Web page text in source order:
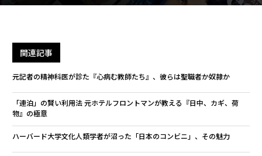
関連記事
元記者の精神科医が診た『心病む教師たち』、彼らは聖職者か奴隷か
「連泊」の賢い利用法 元ホテルフロントマンが教える『日中、カギ、荷
物』の極意
ハーバード大学文化人類学者が沼った「日本のコンビニ」、その魅力